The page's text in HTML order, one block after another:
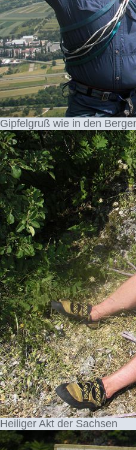
Gipfelgruß wie in den
Heiliger Akt der Sachsen